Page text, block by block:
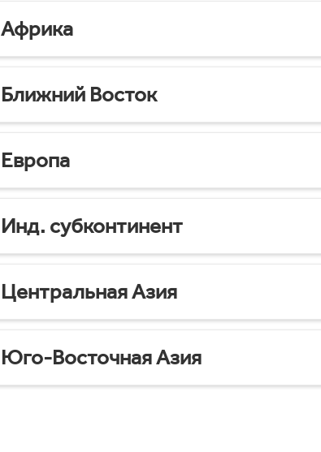
Африка
Ближний Восток
Европа
Инд. субконтинент
Центральная Азия
Юго-Восточная Азия